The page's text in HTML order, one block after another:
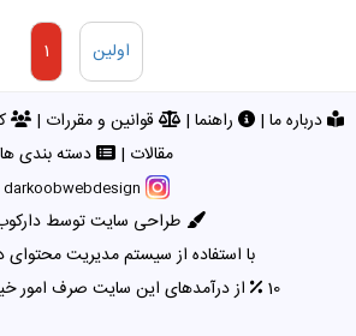
اولین 1
درباره ما | راهنما | قوانین و مقررات |
مقالات | دسته بندی ها
darkoobwebdesign
طراحی سایت توسط
با استفاده از سیستم مدیریت محتوای
10
از درآمدهای این سایت صرف امور